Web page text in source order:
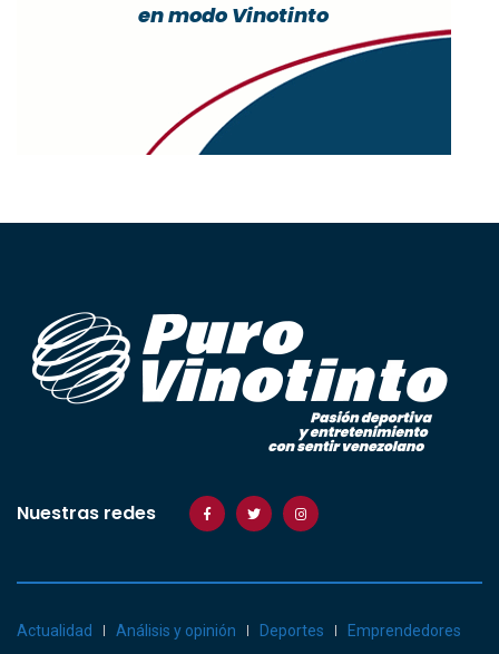
Nuestras redes
Actualidad Análisis y opinión Deportes Emprendedores